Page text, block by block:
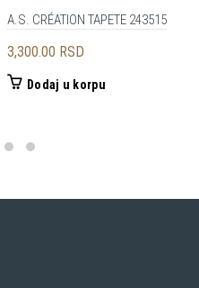
A.S. CRÉATION TAPETE 243515
3,300.00 RSD
Dodaj u korpu